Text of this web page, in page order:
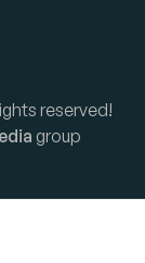
reserved!
group